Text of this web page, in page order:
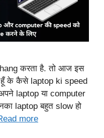
करता है. तो आज इस
हूँ के कैसे laptop ki speed
laptop या computer
laptop बहुत slow हो
more